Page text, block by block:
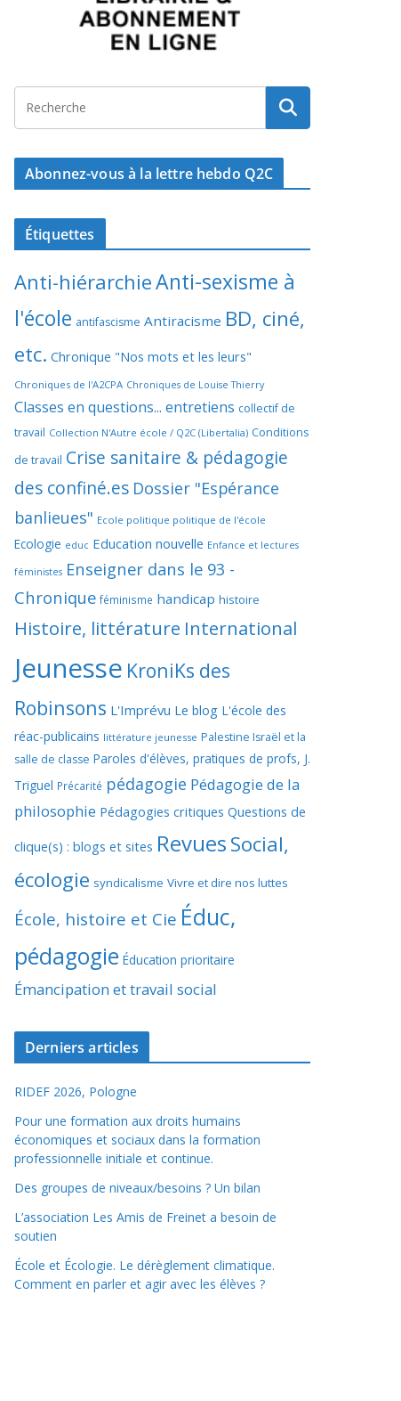
Abonnez-vous à la lettre hebdo Q2C
Étiquettes
Anti-hiérarchieAnti-sexisme à
l'école antifascisme Antiracisme BD, ciné,
etc. Chronique "Nos mots et les leurs"
Chroniques de l'A2CPA Chroniques de Louise Thierry
Classes en questions... entretiens collectif de
travail Collection N'Autre école / Q2C (Libertalia) Conditions
de travail Crise sanitaire & pédagogie
des confiné.es Dossier "Espérance
banlieues" Ecole politique politique de l'école
Ecologie educ Education nouvelle Enfance et lectures
féministes Enseigner dans le 93 -
Chronique féminisme handicap histoire
Histoire, littérature International
Jeunesse KroniKs des
Robinsons L'Imprévu Le blog L'école des
réac-publicains littérature jeunesse Palestine Israël et la
salle de classe Paroles d'élèves, pratiques de profs, J.
Triguel Précarité pédagogie Pédagogie de la
philosophie Pédagogies critiques Questions de
clique(s) : blogs et sites RevuesSocial,
écologie syndicalisme Vivre et dire nos luttes
École, histoire et Cie Éduc,
pédagogie Éducation prioritaire
Émancipation et travail social
Derniers articles
RIDEF 2026, Pologne
Pour une formation aux droits humains
économiques et sociaux dans la formation
professionnelle initiale et continue.
Des groupes de niveaux/besoins ? Un bilan
L’association Les Amis de Freinet a besoin de
soutien
École et Écologie. Le dérèglement climatique.
Comment en parler et agir avec les élèves ?